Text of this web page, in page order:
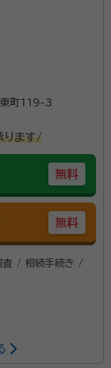
きましたが、あまり
り時の金額と、請求額
でした。
武時（さいと
を年間100件以
真心を込めて
賀県の方も ま
東町119-3
ります/
無料
無料
査 / 相続手続き /